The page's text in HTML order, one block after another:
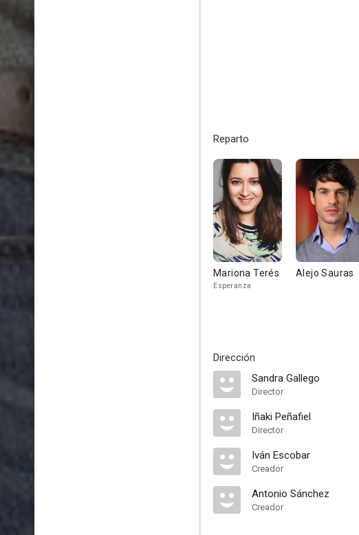
Reparto
Mariona Terés
Esperanza
Alejo Sauras
Dirección
Sandra Gallego
Director
Iñaki Peñafiel
Director
Iván Escobar
Creador
Antonio Sánchez
Creador